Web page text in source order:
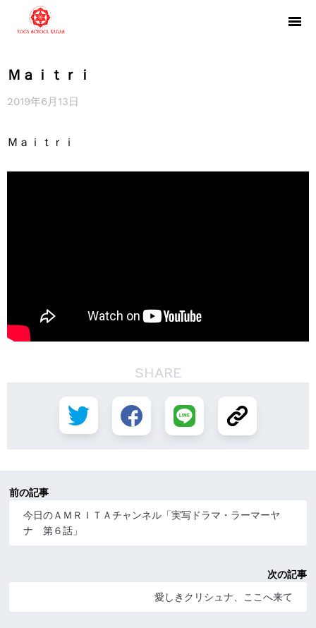
Ｍａｉｔｒｉ
2019年6月13日
Ｍａｉｔｒｉ
SHARE
前の記事
今日のＡＭＲＩＴＡチャンネル「実写ドラマ・ラーマーヤ
ナ 第６話」
次の記事
愛しきクリシュナ、ここへ来て